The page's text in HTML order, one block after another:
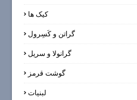
کیک ها
گراتن و كَسِرول
گرانولا و سريل
گوشت قرمز
لبنيات